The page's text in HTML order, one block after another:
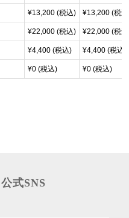
¥13,200 (税込) ¥13,200 (税
¥22,000 (税込) ¥22,000 (税
¥4,400 (税込) ¥4,400 (税込)
¥0 (税込) ¥0 (税込)
式SNS